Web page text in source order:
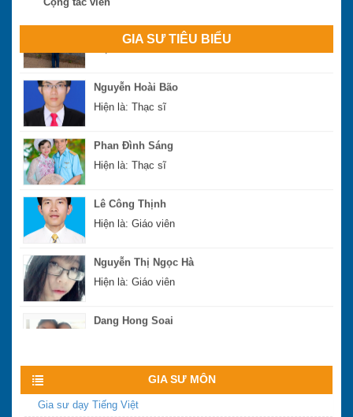
GIA SƯ TIÊU BIỂU
Hiện là: Giáo viên
Hiện là: Thạc sĩ
Hiện là: Thạc sĩ
Hiện là: Giáo viên
Hiện là: Giáo viên
Hiện là: Sinh viên
Nguyễn Xuân Hoàng
Hiện là: Cử nhân
GIA SƯ MÔN
Gia sư dạy Tiếng Việt